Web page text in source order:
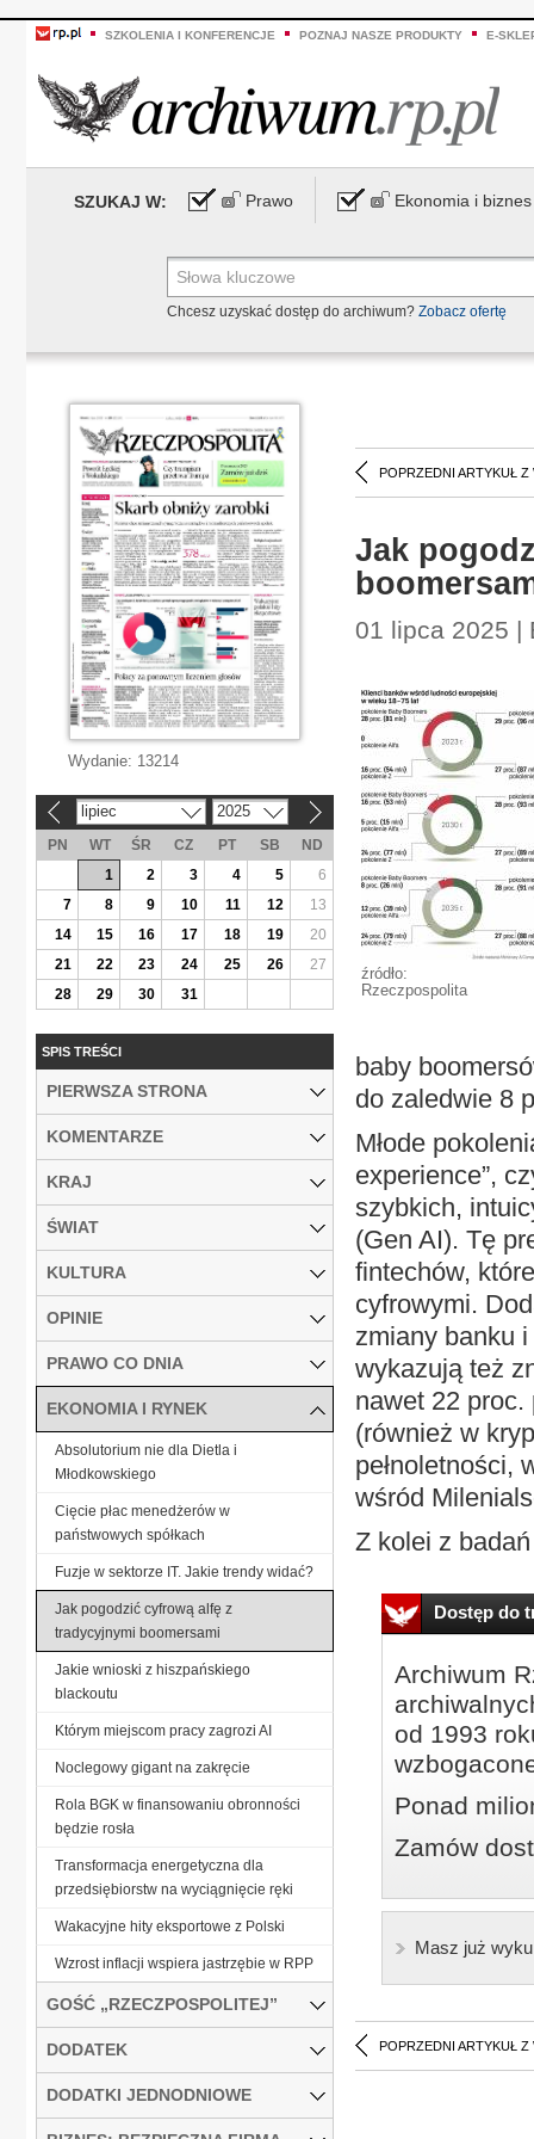
SZKOLENIA I KONFERENCJE POZNAJ NASZE PRODUKTY E-
SZUKAJ W: Prawo Ekonomia i biznes
Chcesz uzyskać dostęp do archiwum? Zobacz ofertę
POPRZEDNI ARTYKUŁ Z
Jak
01 lipca 2025 |
źródło:
Rzeczpospolita
baby
do zaledwie 8
Młode
experience”,
szybkich,
(Gen AI). Tę
fintechów,
cyfrowymi.
zmiany banku
wykazują też
nawet 22
(również w
pełnoletności,
wśród
Z kolei z
Dostęp do
Archiwum
od 1993
Ponad
Zamów
Masz już
POPRZEDNI ARTYKUŁ Z
Wydanie: 13214
lipiec 2025
PN WT ŚR CZ PT SB
ND
1
2 3 4 5
6
7
8 9 10 11 12
13
14
15 16 17 18 19
20
21
22 23 24 25 26
27
28
29 30 31
SPIS TREŚCI
PIERWSZA STRONA
KOMENTARZE
KRAJ
ŚWIAT
KULTURA
OPINIE
PRAWO CO DNIA
EKONOMIA I RYNEK
Absolutorium nie dla Dietla i
Młodkowskiego
Cięcie płac menedżerów w
państwowych spółkach
Fuzje w sektorze IT. Jakie trendy widać?
Jak pogodzić cyfrową alfę z
tradycyjnymi boomersami
Jakie wnioski z hiszpańskiego
blackoutu
Którym miejscom pracy zagrozi AI
Noclegowy gigant na zakręcie
Rola BGK w finansowaniu obronności
będzie rosła
Transformacja energetyczna dla
przedsiębiorstw na wyciągnięcie ręki
Wakacyjne hity eksportowe z Polski
Wzrost inflacji wspiera jastrzębie w RPP
GOŚĆ „RZECZPOSPOLITEJ”
DODATEK
DODATKI JEDNODNIOWE